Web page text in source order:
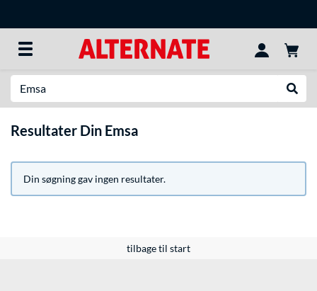
Resultater Din Emsa
Din søgning gav ingen resultater.
tilbage til start